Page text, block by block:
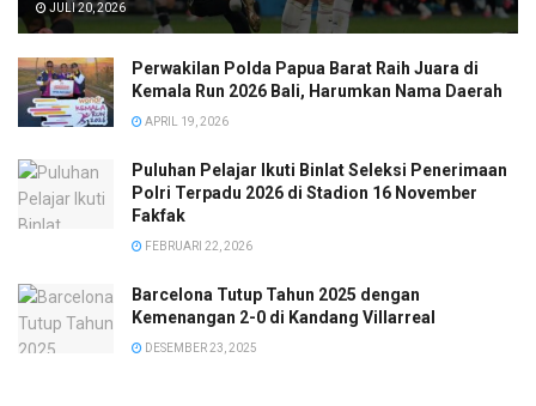
JULI 20, 2026
Perwakilan Polda Papua Barat Raih Juara di
Kemala Run 2026 Bali, Harumkan Nama Daerah
APRIL 19, 2026
Puluhan Pelajar Ikuti Binlat Seleksi Penerimaan
Polri Terpadu 2026 di Stadion 16 November
Fakfak
FEBRUARI 22, 2026
Barcelona Tutup Tahun 2025 dengan
Kemenangan 2-0 di Kandang Villarreal
DESEMBER 23, 2025